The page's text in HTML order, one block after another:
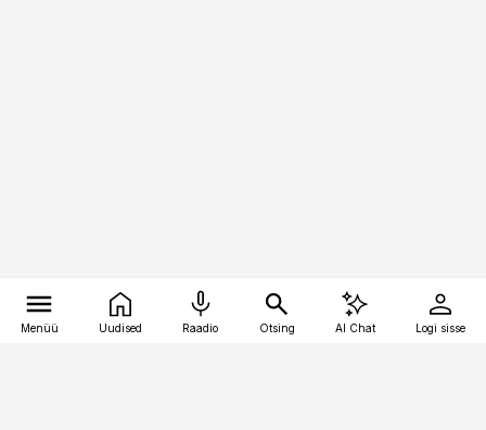
Menüü Uudised Raadio Otsing AI Chat Logi sisse